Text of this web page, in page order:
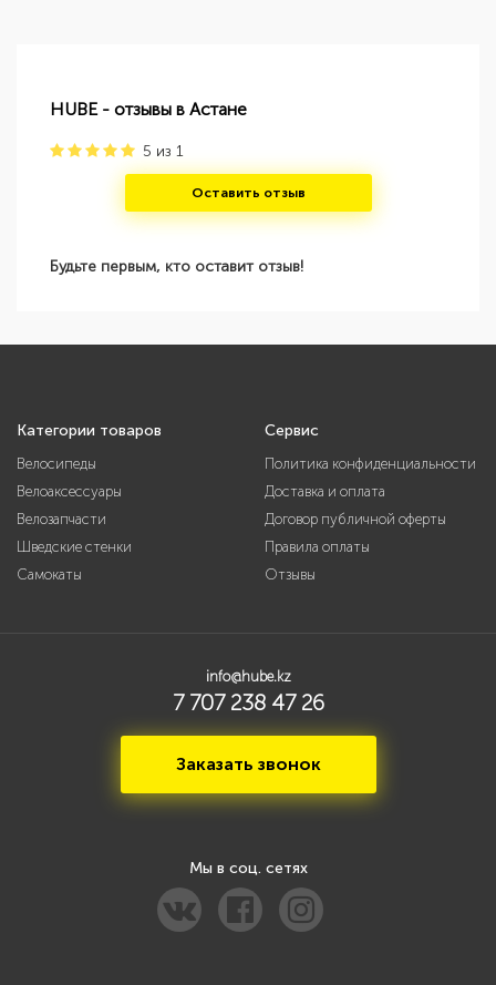
HUBE - отзывы в Астане
5 из 1
Оставить отзыв
Будьте первым, кто оставит отзыв!
Категории товаров
Велосипеды
Велоаксессуары
Велозапчасти
Шведские стенки
Самокаты
Сервис
Политика конфиденциальности
Доставка и оплата
Договор публичной оферты
Правила оплаты
Отзывы
info@hube.kz
7 707 238 47 26
Заказать звонок
Мы в соц. сетях